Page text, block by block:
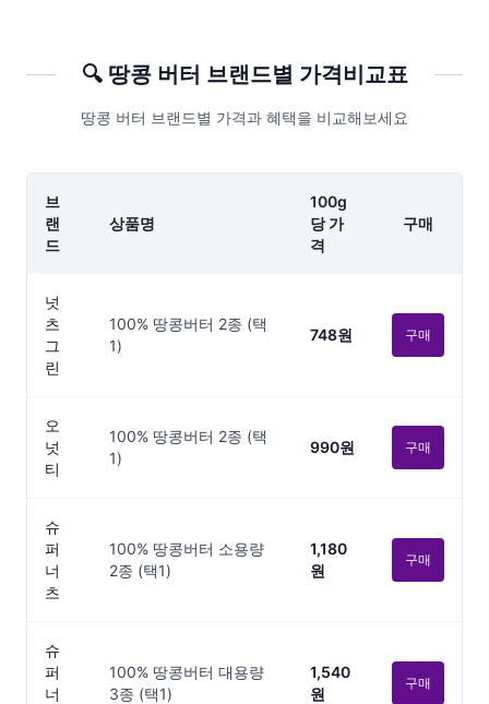
🔍 땅콩 버터 브랜드별 가격비교표
땅콩 버터 브랜드별 가격과 혜택을 비교해보세요
브
랜
드
상품명
100g
당 가
격
구매
넛
츠
그
린
100% 땅콩버터 2종 (택
1)
748원 구매
오
넛
티
100% 땅콩버터 2종 (택
1)
990원 구매
슈
퍼
너
츠
100% 땅콩버터 소용량
2종 (택1)
1,180
원
구매
슈
퍼
너
100% 땅콩버터 대용량
3종 (택1)
1,540
원
구매